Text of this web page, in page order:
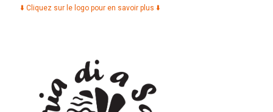
⬇️ Cliquez sur le logo pour en savoir plus ⬇️